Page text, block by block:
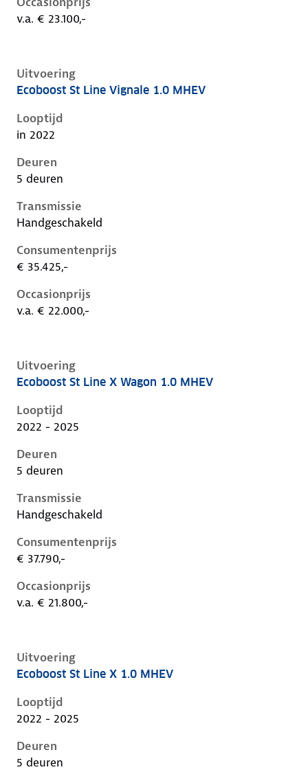
v.a. € 23.100,-
Uitvoering
Ford Focus iv-1e-facelift, 1.0 mhev, 92 kW, Benzine,
Ecoboost St Line Vignale 1.0 MHEV
Looptijd
in 2022
Deuren
5 deuren
Transmissie
Handgeschakeld
Consumentenprijs
€ 35.425,-
Occasionprijs
v.a. € 22.000,-
Uitvoering
Ford Focus iv-1e-facelift, wagon 1.0 mhev, 92 kW,
Ecoboost St Line X Wagon 1.0 MHEV
Looptijd
2022 - 2025
Deuren
5 deuren
Transmissie
Handgeschakeld
Consumentenprijs
€ 37.790,-
Occasionprijs
v.a. € 21.800,-
Uitvoering
Ford Focus iv-1e-facelift, 1.0 mhev, 92 kW, Benzine,
Ecoboost St Line X 1.0 MHEV
Looptijd
2022 - 2025
Deuren
5 deuren